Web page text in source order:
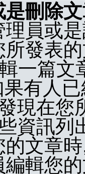
是刪除
理員或
所發表
一篇文
有人
現在您
資訊列
文章
輯您